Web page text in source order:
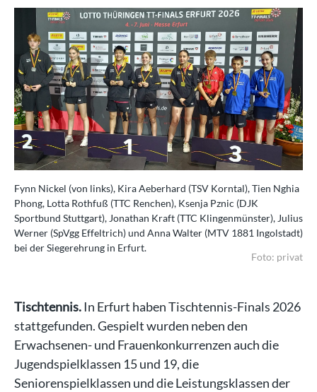
Fynn Nickel (von links), Kira Aeberhard (TSV Korntal), Tien Nghia
Phong, Lotta Rothfuß (TTC Renchen), Ksenja Pznic (DJK
Sportbund Stuttgart), Jonathan Kraft (TTC Klingenmünster), Julius
Werner (SpVgg Effeltrich) und Anna Walter (MTV 1881 Ingolstadt)
bei der Siegerehrung in Erfurt.
Foto: privat
Tischtennis.In Erfurt haben Tischtennis-Finals 2026
stattgefunden. Gespielt wurden neben den
Erwachsenen- und Frauenkonkurrenzen auch die
Jugendspielklassen 15 und 19, die
Seniorenspielklassen und die Leistungsklassen der